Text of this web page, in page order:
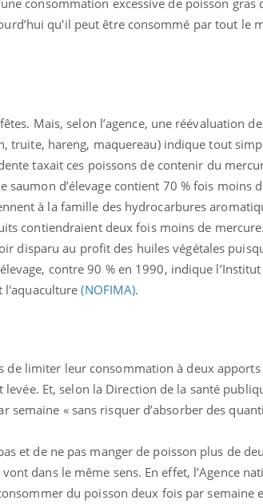
qu'il peut être consommé par tout le
Mais, selon l’agence, une réévaluation
truite, hareng, maquereau) indique tout
taxait ces poissons de contenir du
saumon d’élevage contient 70 % fois moins
à la famille des hydrocarbures
contiendraient deux fois moins de mercure.
disparu au profit des huiles végétales
contre 90 % en 1990, indique l’Institut
l'aquaculture(NOFIMA).
de limiter leur consommation à deux
Et, selon la Direction de la santé
« sans risquer d’absorber des
et de ne pas manger de poisson plus de
dans le même sens. En effet, l’Agence
du poisson deux fois par semaine
pour
mental ou
de la
ce qui la rend
Youtube
Insuline & Charge
osait en parler??Youtube
En 2026, l'insuline dans le
reste entourée d'idées reçues
patients comme parfois chez